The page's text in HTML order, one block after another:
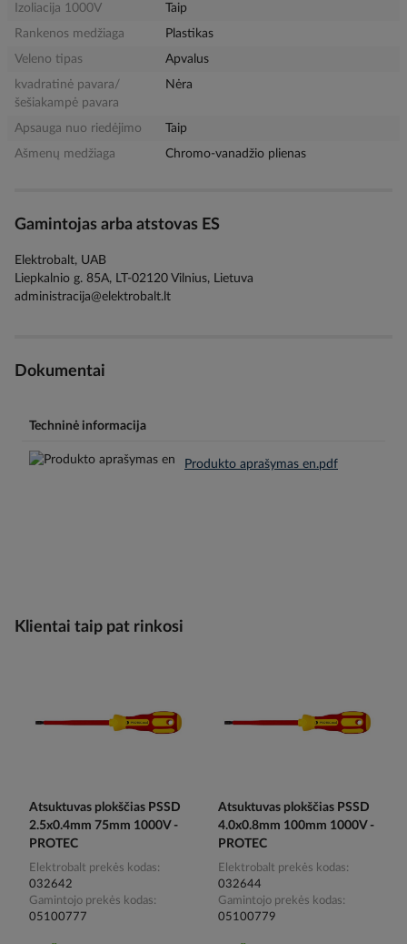
Izoliacija 1000V
Taip
Rankenos medžiaga
Plastikas
Veleno tipas
Apvalus
kvadratinė pavara/
šešiakampė pavara
Nėra
Apsauga nuo riedėjimo
Taip
Ašmenų medžiaga
Chromo-vanadžio plienas
Gamintojas arba atstovas ES
Elektrobalt, UAB
Liepkalnio g. 85A, LT-02120 Vilnius, Lietuva
administracija@elektrobalt.lt
Dokumentai
Techninė informacija
Produkto aprašymas en.pdf
Klientai taip pat rinkosi
Atsuktuvas plokščias PSSD
2.5x0.4mm 75mm 1000V -
PROTEC
Elektrobalt prekės kodas
032642
Gamintojo prekės kodas
05100777
Atsuktuvas plokščias PSSD
4.0x0.8mm 100mm 1000V -
PROTEC
Elektrobalt prekės kodas
032644
Gamintojo prekės kodas
05100779